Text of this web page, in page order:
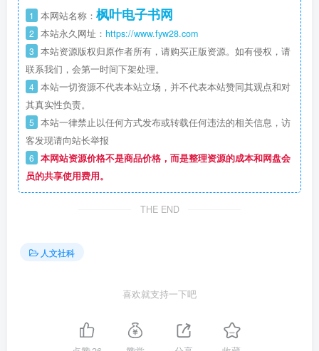
1 本网站名称： 枫叶电子书网
2 本站永久网址： https://www.fyw28.com
3 本站资源版权归原作者所有，请购买正版资源。如有侵权，请
联系我们，会第一时间下架处理。
4 本站一切资源不代表本站立场，并不代表本站赞同其观点和对
其真实性负责。
5 本站一律禁止以任何方式发布或转载任何违法的相关信息，访
客发现请向站长举报
6 本网站资源价格不是商品价格，而是整理资源的成本和网盘会
员的共享使用费用。
THE END
人文社科
喜欢就支持一下吧